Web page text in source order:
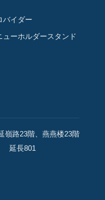
バイダー
ーホルダースタンド
嶺路23階、燕燕楼23階
延長801